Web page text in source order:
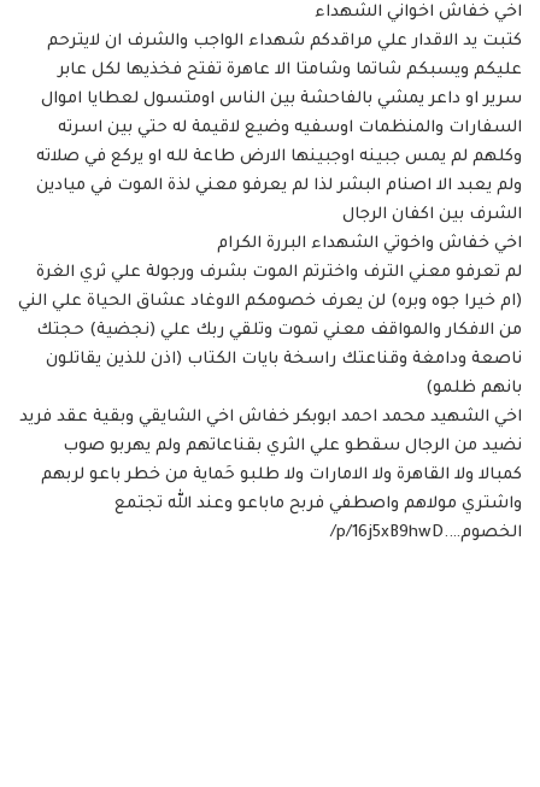
اخي خفاش اخواني الشهداء
كتبت يد الاقدار علي مراقدكم شهداء الواجب والشرف ان لايترحم
عليكم ويسبكم شاتما وشامتا الا عاهرة تفتح فخذيها لكل عابر
سرير او داعر يمشي بالفاحشة بين الناس اومتسول لعطايا اموال
السفارات والمنظمات اوسفيه وضيع لاقيمة له حتي بين اسرته
وكلهم لم يمس جبينه اوجبينها الارض طاعة لله او يركع في صلاته
ولم يعبد الا اصنام البشر لذا لم يعرفو معني لذة الموت في ميادين
الشرف بين اكفان الرجال
اخي خفاش واخوتي الشهداء البررة الكرام
لم تعرفو معني الترف واخترتم الموت بشرف ورجولة علي ثري الغرة
(ام خيرا جوه وبره) لن يعرف خصومكم الاوغاد عشاق الحياة علي الني
من الافكار والمواقف معني تموت وتلقي ربك علي (نجضية) حجتك
ناصعة ودامغة وقناعتك راسخة بايات الكتاب (اذن للذين يقاتلون
بانهم ظلمو)
اخي الشهيد محمد احمد ابوبكر خفاش اخي الشايقي وبقية عقد فريد
نضيد من الرجال سقطو علي الثري بقناعاتهم ولم يهربو صوب
كمبالا ولا القاهرة ولا الامارات ولا طلبو حَماية من خطر باعو لربهم
واشتري مولاهم واصطفي فربح ماباعو وعند الله تجتمع
الخصوم….p/16j5xB9hwD/